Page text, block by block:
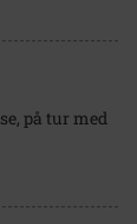
på tur med